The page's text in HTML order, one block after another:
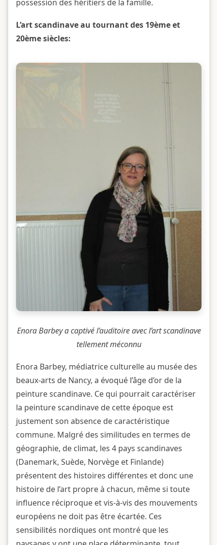
possession des héritiers de la famille.
L’art scandinave au tournant des 19ème et
20ème siècles:
Enora Barbey a captivé l’auditoire avec l’art scandinave
tellement méconnu
Enora Barbey, médiatrice culturelle au musée des
beaux-arts de Nancy, a évoqué l’âge d’or de la
peinture scandinave. Ce qui pourrait caractériser
la peinture scandinave de cette époque est
justement son absence de caractéristique
commune. Malgré des similitudes en termes de
géographie, de climat, les 4 pays scandinaves
(Danemark, Suède, Norvège et Finlande)
présentent des histoires différentes et donc une
histoire de l’art propre à chacun, même si toute
influence réciproque et vis-à-vis des mouvements
européens ne doit pas être écartée. Ces
sensibilités nordiques ont montré que les